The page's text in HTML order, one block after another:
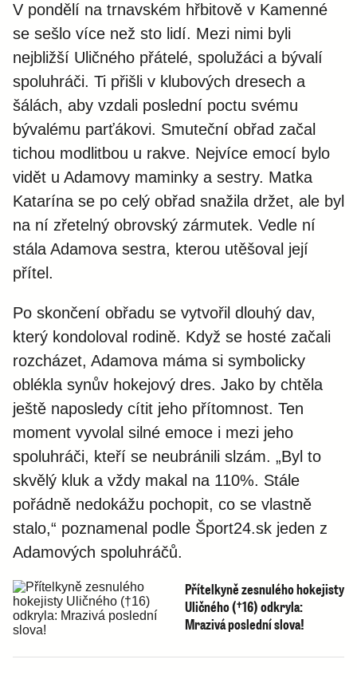
V pondělí na trnavském hřbitově v Kamenné
se sešlo více než sto lidí. Mezi nimi byli
nejbližší Uličného přátelé, spolužáci a bývalí
spoluhráči. Ti přišli v klubových dresech a
šálách, aby vzdali poslední poctu svému
bývalému parťákovi. Smuteční obřad začal
tichou modlitbou u rakve. Nejvíce emocí bylo
vidět u Adamovy maminky a sestry. Matka
Katarína se po celý obřad snažila držet, ale byl
na ní zřetelný obrovský zármutek. Vedle ní
stála Adamova sestra, kterou utěšoval její
přítel.
Po skončení obřadu se vytvořil dlouhý dav,
který kondoloval rodině. Když se hosté začali
rozcházet, Adamova máma si symbolicky
oblékla synův hokejový dres. Jako by chtěla
ještě naposledy cítit jeho přítomnost. Ten
moment vyvolal silné emoce i mezi jeho
spoluhráči, kteří se neubránili slzám. „Byl to
skvělý kluk a vždy makal na 110%. Stále
pořádně nedokážu pochopit, co se vlastně
stalo,“ poznamenal podle Šport24.sk jeden z
Adamových spoluhráčů.
Přítelkyně zesnulého hokejisty
Uličného (†16) odkryla:
Mrazivá poslední slova!